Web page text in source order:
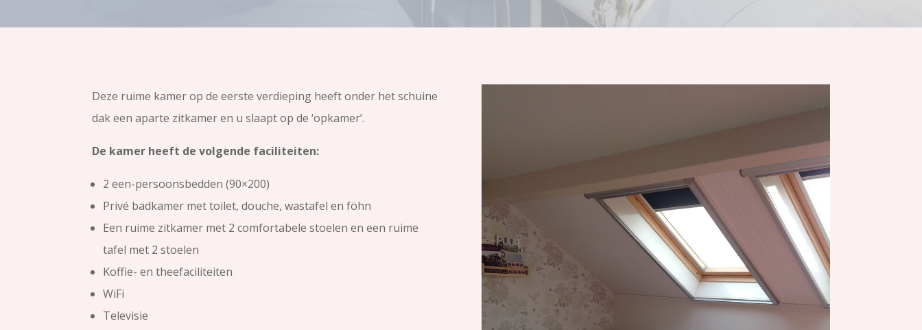
Deze ruime kamer op de eerste verdieping heeft onder het schuine
dak een aparte zitkamer en u slaapt op de ‘opkamer’.
De kamer heeft de volgende faciliteiten:
2 een-persoonsbedden (90×200)
Privé badkamer met toilet, douche, wastafel en föhn
Een ruime zitkamer met 2 comfortabele stoelen en een ruime
tafel met 2 stoelen
Koffie- en theefaciliteiten
WiFi
Televisie